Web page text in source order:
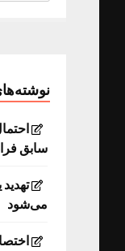
سابق
می‌شود